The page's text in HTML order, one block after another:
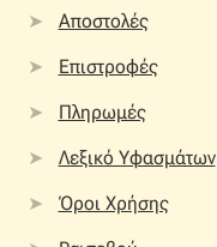
Αποστολές
Επιστροφές
Πληρωμές
Λεξικό Υφασμάτων
Όροι Χρήσης